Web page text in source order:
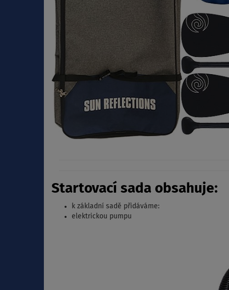
Startovací sada obsahuje:
k základní sadě přidáváme:
elektrickou pumpu